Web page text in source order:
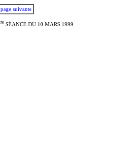
page suivante
re SÉANCE DU 10 MARS 1999